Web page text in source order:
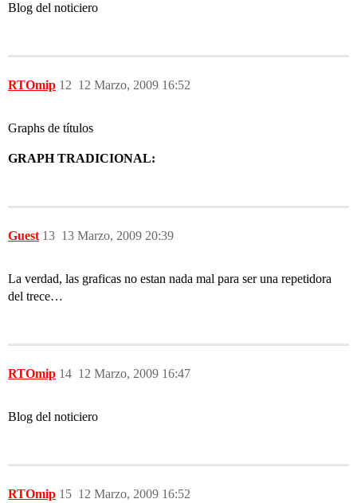
Blog del noticiero
RTOmip 12 Marzo, 2009 16:52
12
Graphs de títulos
GRAPH TRADICIONAL:
Guest 13 Marzo, 2009 20:39
13
La verdad, las graficas no estan nada mal para ser una repetidora
del trece…
RTOmip 12 Marzo, 2009 16:47
14
Blog del noticiero
RTOmip 12 Marzo, 2009 16:52
15